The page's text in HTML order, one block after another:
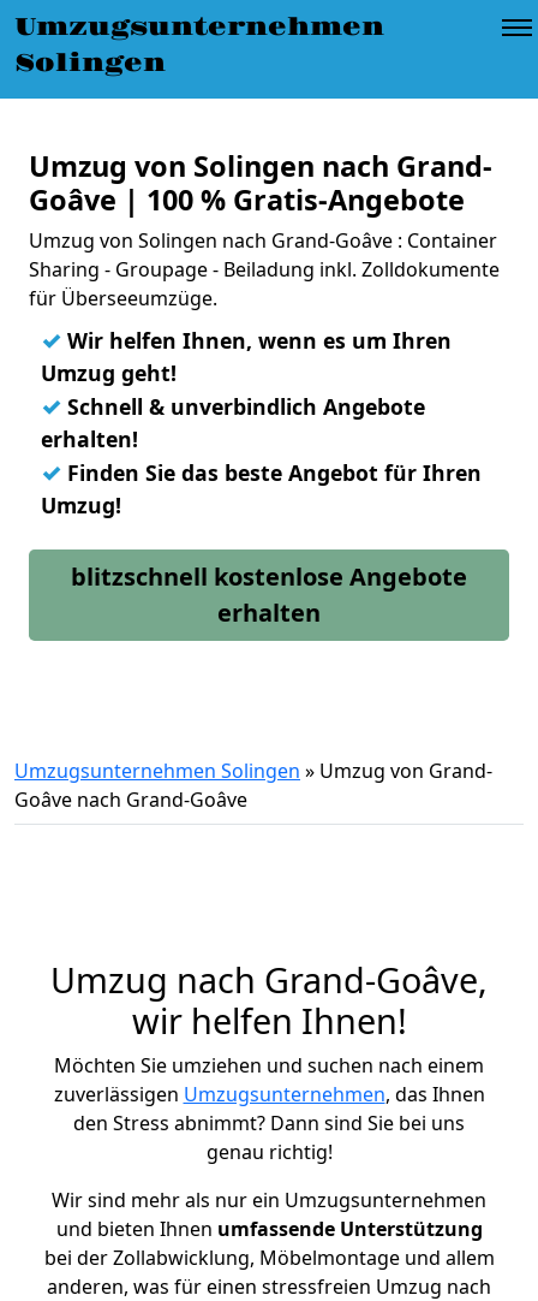
Umzugsunternehmen
Solingen
Umzug von Solingen nach Grand-
Goâve | 100 % Gratis-Angebote
Umzug von Solingen nach Grand-Goâve : Container
Sharing - Groupage - Beiladung inkl. Zolldokumente
für Überseeumzüge.
✓ Wir helfen Ihnen, wenn es um Ihren
Umzug geht!
✓ Schnell & unverbindlich Angebote
erhalten!
✓ Finden Sie das beste Angebot für Ihren
Umzug!
blitzschnell kostenlose Angebote
erhalten
Umzugsunternehmen Solingen » Umzug von Grand-
Goâve nach Grand-Goâve
Umzug nach Grand-Goâve,
wir helfen Ihnen!
Möchten Sie umziehen und suchen nach einem
zuverlässigen Umzugsunternehmen, das Ihnen
den Stress abnimmt? Dann sind Sie bei uns
genau richtig!
Wir sind mehr als nur ein Umzugsunternehmen
und bieten Ihnen umfassende Unterstützung
bei der Zollabwicklung, Möbelmontage und allem
anderen, was für einen stressfreien Umzug nach